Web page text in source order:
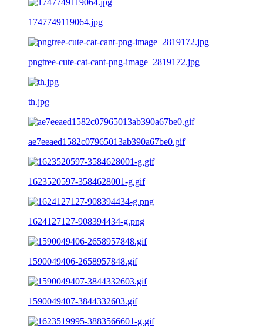
1747749119064.jpg
pngtree-cute-cat-cant-png-image_2819172.jpg
th.jpg
ae7eeaed1582c07965013ab390a67be0.gif
1623520597-3584628001-g.gif
1624127127-908394434-g.png
1590049406-2658957848.gif
1590049407-3844332603.gif